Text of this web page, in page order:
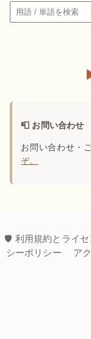
検索
📮 お問い合わせ
お問い合わせ・
ぞ。
🛡️ 利用規約とライセ
シーポリシー
ア